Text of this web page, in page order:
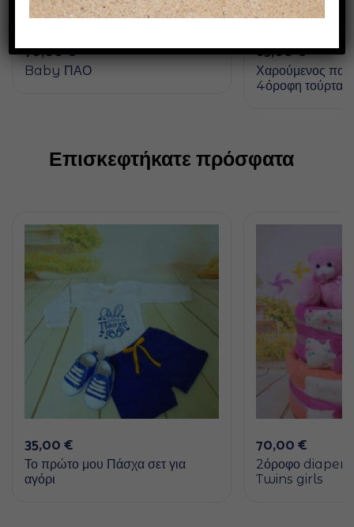
70,00€
Baby ΠΑΟ
85,00€
Χαρούμενος
4όροφη τούρτα
Επισκεφτήκατε πρόσφατα
35,00€
Το πρώτο μου Πάσχα σετ για
αγόρι
70,00€
2όροφο
Twins girls